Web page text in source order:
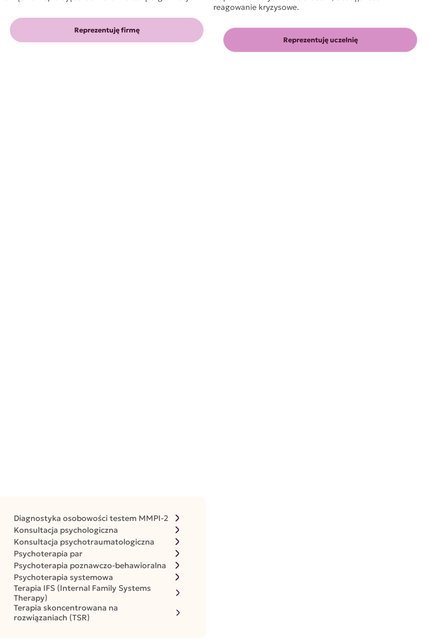
Reprezentuję firmę
reagowanie kryzysowe.
Reprezentuję uczelnię
Diagnostyka osobowości testem MMPI-2
Konsultacja psychologiczna
Konsultacja psychotraumatologiczna
Psychoterapia par
Psychoterapia poznawczo-behawioralna
Psychoterapia systemowa
Terapia IFS (Internal Family Systems
Therapy)
Terapia skoncentrowana na
rozwiązaniach (TSR)